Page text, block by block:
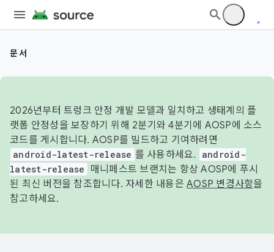
문서
2026년부터 트렁크 안정 개발 모델과 일치하고 생태계의 플
랫폼 안정성을 보장하기 위해 2분기와 4분기에 AOSP에 소스
코드를 게시합니다. AOSP를 빌드하고 기여하려면
android-latest-release 를 사용하세요.
android-
latest-release
매니페스트 브랜치는 항상 AOSP에 푸시
된 최신 버전을 참조합니다. 자세한 내용은 AOSP 변경사항을
참고하세요.